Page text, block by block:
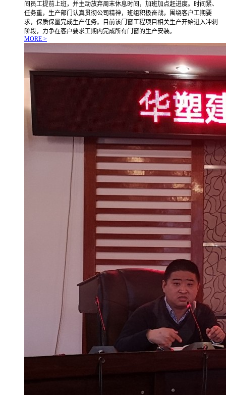
间员工提前上班，并主动放弃周末休息时间，加班加点赶进度。时间紧、
任务重，生产部门认真贯彻公司精神，班组积极奋战，围绕客户工期要
求，保质保量完成生产任务。目前该门窗工程项目相关生产开始进入冲刺
阶段，力争在客户要求工期内完成所有门窗的生产安装。
MORE >